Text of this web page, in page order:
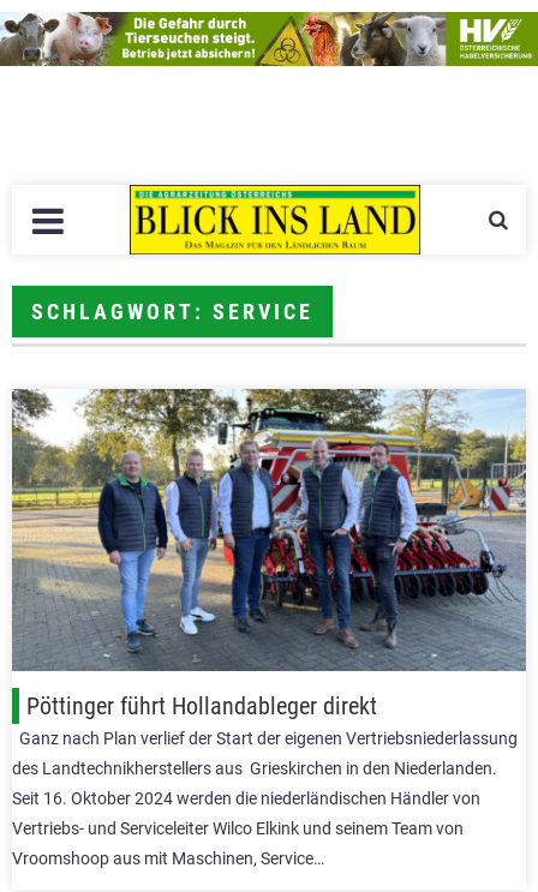
SCHLAGWORT: SERVICE
Pöttinger führt Hollandableger direkt
Ganz nach Plan verlief der Start der eigenen Vertriebsniederlassung
des Landtechnikherstellers aus Grieskirchen in den Niederlanden.
Seit 16. Oktober 2024 werden die niederländischen Händler von
Vertriebs- und Serviceleiter Wilco Elkink und seinem Team von
Vroomshoop aus mit Maschinen, Service…